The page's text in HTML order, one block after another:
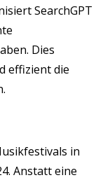
SearchGPT
Dies
effizient die
in
Anstatt eine